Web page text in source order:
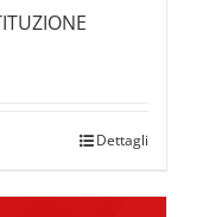
Dettagli